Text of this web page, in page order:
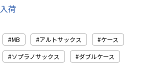
入荷
MB アルトサックス
ケース
ソプラノサックス
ダブルケース